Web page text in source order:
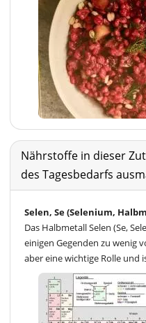
Nährstoffe in dieser
des Tagesbedarfs
Selen, Se (Selenium,
Das Halbmetall Selen (Se,
einigen Gegenden zu wenig
aber eine wichtige Rolle und